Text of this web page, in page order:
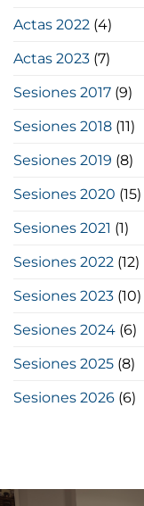
Actas 2022 (4)
Actas 2023 (7)
Sesiones 2017 (9)
Sesiones 2018 (11)
Sesiones 2019 (8)
Sesiones 2020 (15)
Sesiones 2021 (1)
Sesiones 2022 (12)
Sesiones 2023 (10)
Sesiones 2024 (6)
Sesiones 2025 (8)
Sesiones 2026 (6)